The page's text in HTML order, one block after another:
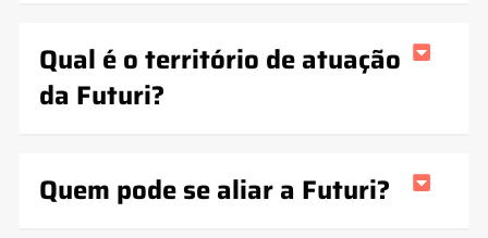
Qual é o território de atuação
da Futuri?
Quem pode se aliar a Futuri?